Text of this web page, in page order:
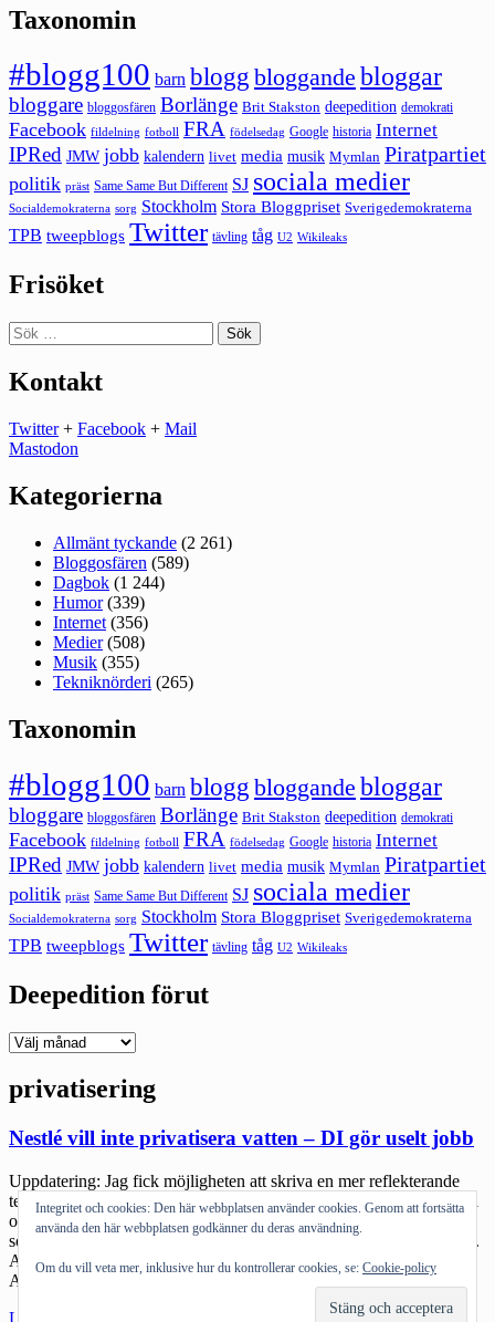
Taxonomin
#blogg100 barn blogg bloggande bloggar
bloggare bloggosfären Borlänge Brit Stakston deepedition demokrati
Facebook fildelning fotboll FRA födelsedag Google historia Internet
IPRed JMW jobb kalendern livet media musik Mymlan Piratpartiet
politik präst Same Same But Different SJ sociala medier
Socialdemokraterna sorg Stockholm Stora Bloggpriset Sverigedemokraterna
TPB tweepblogs Twitter tävling tåg U2 Wikileaks
Frisöket
Sök
efter:
Kontakt
Twitter+ Facebook + Mail
Mastodon
Kategorierna
Allmänt tyckande (2 261)
Bloggosfären (589)
Dagbok (1 244)
Humor(339)
Internet (356)
Medier(508)
Musik (355)
Tekniknörderi (265)
Taxonomin
#blogg100 barn blogg bloggande bloggar
bloggare bloggosfären Borlänge Brit Stakston deepedition demokrati
Facebook fildelning fotboll FRA födelsedag Google historia Internet
IPRed JMW jobb kalendern livet media musik Mymlan Piratpartiet
politik präst Same Same But Different SJ sociala medier
Socialdemokraterna sorg Stockholm Stora Bloggpriset Sverigedemokraterna
TPB tweepblogs Twitter tävling tåg U2 Wikileaks
Deepedition förut
Deepedition
privatisering
Nestlé vill inte privatisera vatten – DI gör uselt jobb
Uppdatering: Jag fick möjligheten att skriva en mer reflekterande
text just om källkoll och farten på SVTs debattsida: Förut pratade vi
om klickjournalistik, idag pratar vi om viral journalistik. Vad det är
som sprider sig snabbt och brett är mer centralt än antal som klickar.
Analysverktyg som Sharedcount har fått ett högre värde än Google
Analytics. […]
Läs mer
Integritet och cookies: Den här webbplatsen använder cookies. Genom att fortsätta
använda den här webbplatsen godkänner du deras användning.
Om du vill veta mer, inklusive hur du kontrollerar cookies, se: Cookie-policy